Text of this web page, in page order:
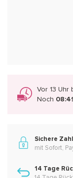
Vor 13 Uhr
Noch
Sichere
mit Sofort,
14 Tage